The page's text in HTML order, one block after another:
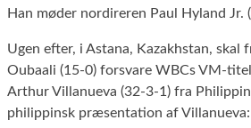
Han møder nordireren Paul Hyland Jr.
Ugen efter, i Astana, Kazakhstan, skal
Oubaali (15-0) forsvare WBCs VM-
Arthur Villanueva (32-3-1) fra
philippinsk præsentation af Villanueva: